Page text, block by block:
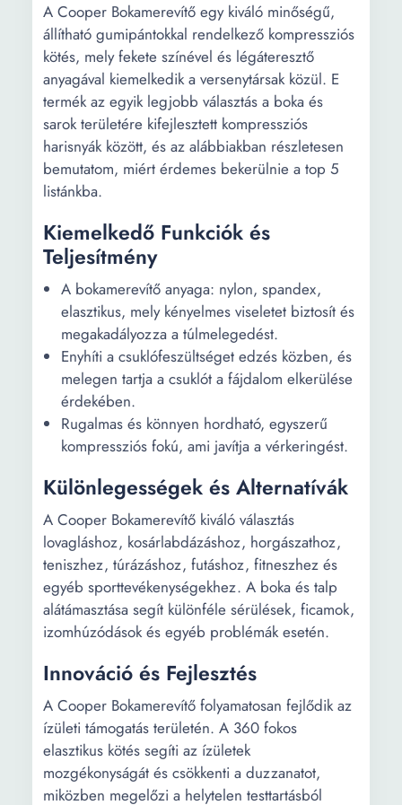
A Cooper Bokamerevítő egy kiváló minőségű,
állítható gumipántokkal rendelkező kompressziós
kötés, mely fekete színével és légáteresztő
anyagával kiemelkedik a versenytársak közül. E
termék az egyik legjobb választás a boka és
sarok területére kifejlesztett kompressziós
harisnyák között, és az alábbiakban részletesen
bemutatom, miért érdemes bekerülnie a top 5
listánkba.
Kiemelkedő Funkciók és
Teljesítmény
A bokamerevítő anyaga: nylon, spandex,
elasztikus, mely kényelmes viseletet biztosít és
megakadályozza a túlmelegedést.
Enyhíti a csuklófeszültséget edzés közben, és
melegen tartja a csuklót a fájdalom elkerülése
érdekében.
Rugalmas és könnyen hordható, egyszerű
kompressziós fokú, ami javítja a vérkeringést.
Különlegességek és Alternatívák
A Cooper Bokamerevítő kiváló választás
lovagláshoz, kosárlabdázáshoz, horgászathoz,
teniszhez, túrázáshoz, futáshoz, fitneszhez és
egyéb sporttevékenységekhez. A boka és talp
alátámasztása segít különféle sérülések, ficamok,
izomhúzódások és egyéb problémák esetén.
Innováció és Fejlesztés
A Cooper Bokamerevítő folyamatosan fejlődik az
ízületi támogatás területén. A 360 fokos
elasztikus kötés segíti az ízületek
mozgékonyságát és csökkenti a duzzanatot,
miközben megelőzi a helytelen testtartásból